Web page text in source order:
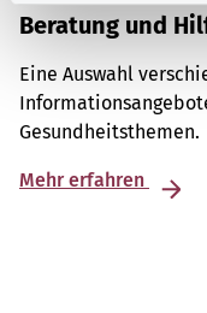
Beratung und
Eine Auswahl
Gesundheitsthemen.
Mehr erfahren